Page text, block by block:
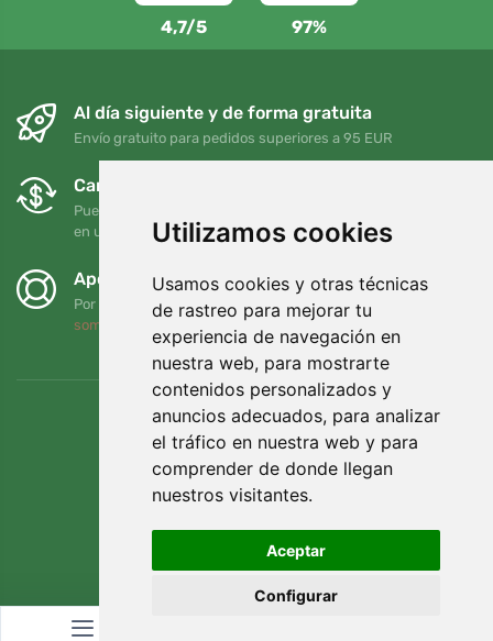
Utilizamos cookies
Usamos cookies y otras técnicas
de rastreo para mejorar tu
experiencia de navegación en
nuestra web, para mostrarte
contenidos personalizados y
anuncios adecuados, para analizar
el tráfico en nuestra web y para
comprender de donde llegan
nuestros visitantes.
Aceptar
Configurar
4,7/5 97%
Al día siguiente y de forma gratuita
Envío gratuito para pedidos superiores a 95 EUR
Cambios y devoluciones gratuitos
Puede devolver o cambiar su pedido en cualquier momento
en un plazo de 90 días
Apoyamos a Trees.org
Por cada pedido plantamos un árbol. Leer más
somos